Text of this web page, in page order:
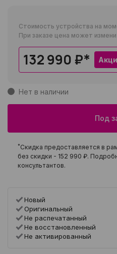
Стоимость устройства на
При заказе цена может
132 990 ₽*
Нет в наличии
Под
*Скидка предоставляется в
без скидки - 152 990 ₽.
консультантов.
Новый
Оригинальный
Не распечатанный
Не восстановленный
Не активированный